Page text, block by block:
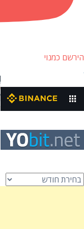
הירשם כמנוי
ארכיונים